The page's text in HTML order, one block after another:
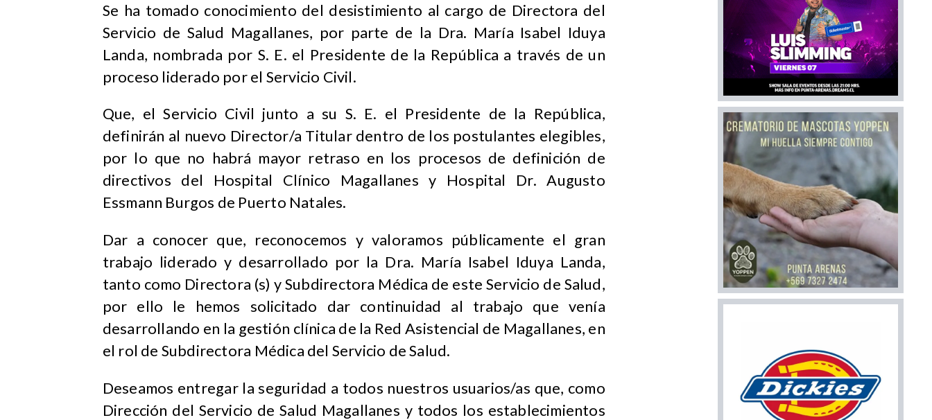
Se ha tomado conocimiento del desistimiento al cargo de Directora del
Servicio de Salud Magallanes, por parte de la Dra. María Isabel Iduya
Landa, nombrada por S. E. el Presidente de la República a través de un
proceso liderado por el Servicio Civil.
Que, el Servicio Civil junto a su S. E. el Presidente de la República,
definirán al nuevo Director/a Titular dentro de los postulantes elegibles,
por lo que no habrá mayor retraso en los procesos de definición de
directivos del Hospital Clínico Magallanes y Hospital Dr. Augusto
Essmann Burgos de Puerto Natales.
Dar a conocer que, reconocemos y valoramos públicamente el gran
trabajo liderado y desarrollado por la Dra. María Isabel Iduya Landa,
tanto como Directora (s) y Subdirectora Médica de este Servicio de Salud,
por ello le hemos solicitado dar continuidad al trabajo que venía
desarrollando en la gestión clínica de la Red Asistencial de Magallanes, en
el rol de Subdirectora Médica del Servicio de Salud.
Deseamos entregar la seguridad a todos nuestros usuarios/as que, como
Dirección del Servicio de Salud Magallanes y todos los establecimientos